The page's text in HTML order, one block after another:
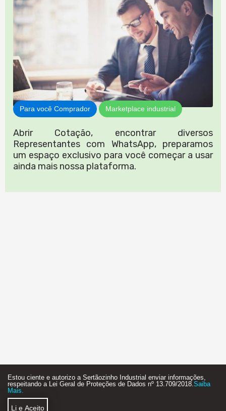
Para você Comprador Marketplace industrial
Abrir Cotação, encontrar diversos
Representantes com WhatsApp, preparamos
um espaço exclusivo para você começar a usar
ainda mais nossa plataforma.
Estou ciente e autorizo a Sertãozinho Industrial enviar informações,
respeitando a Lei Geral de Proteções de Dados nº 13.709/2018. Saiba
Mais.
Li e Aceito